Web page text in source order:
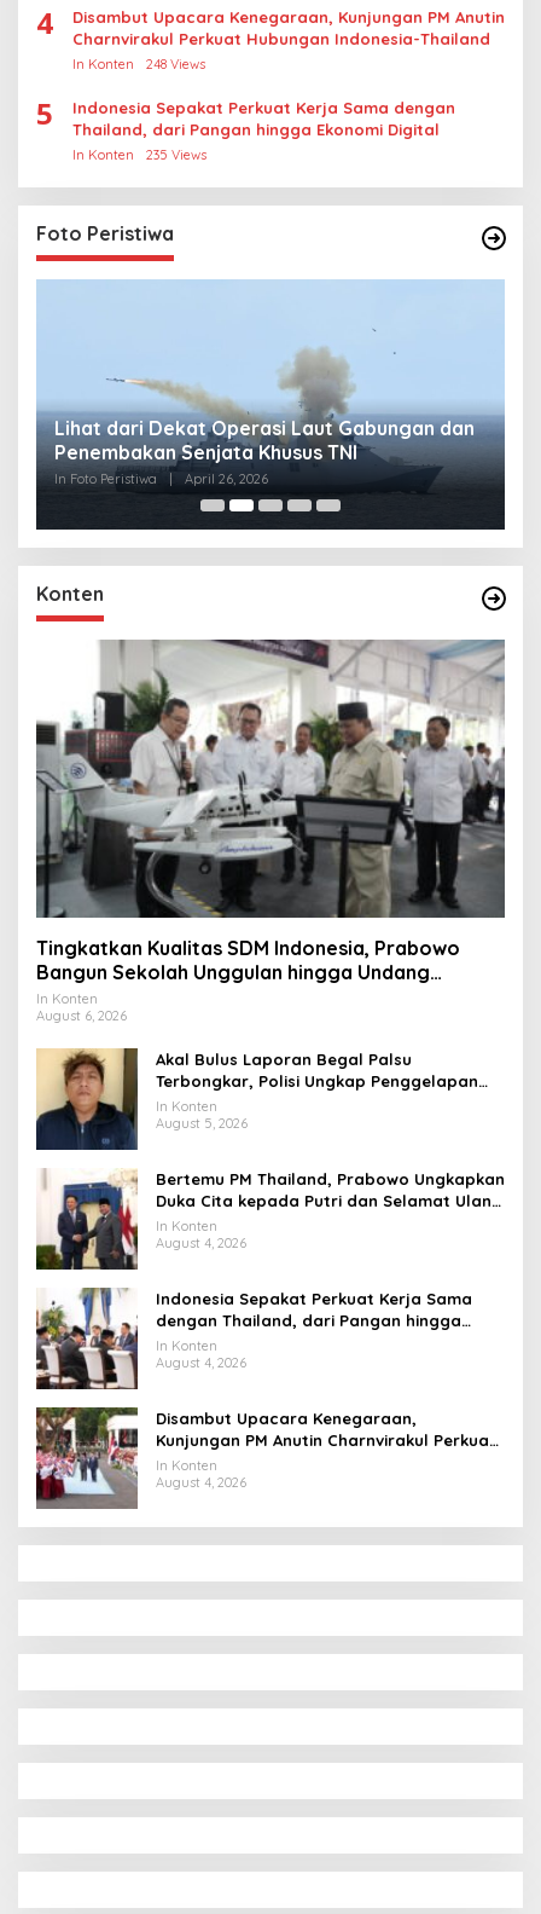
4
Disambut Upacara Kenegaraan, Kunjungan PM Anutin
Charnvirakul Perkuat Hubungan Indonesia-Thailand
In Konten 248 Views
5
Indonesia Sepakat Perkuat Kerja Sama dengan
Thailand, dari Pangan hingga Ekonomi Digital
In Konten 235 Views
Foto Peristiwa
Lihat dari Dekat Operasi Laut Gabungan dan
Penembakan Senjata Khusus TNI
In Foto Peristiwa | April 26, 2026
Konten
Tingkatkan Kualitas SDM Indonesia, Prabowo
Bangun Sekolah Unggulan hingga Undang
Universitas Terbaik Dunia
In Konten
August 6, 2026
Akal Bulus Laporan Begal Palsu
Terbongkar, Polisi Ungkap Penggelapan
Uang Perusahaan untuk Crypto
In Konten
August 5, 2026
Bertemu PM Thailand, Prabowo Ungkapkan
Duka Cita kepada Putri dan Selamat Ulang
Tahun ke Raja Thailand
In Konten
August 4, 2026
Indonesia Sepakat Perkuat Kerja Sama
dengan Thailand, dari Pangan hingga
Ekonomi Digital
In Konten
August 4, 2026
Disambut Upacara Kenegaraan,
Kunjungan PM Anutin Charnvirakul Perkuat
Hubungan Indonesia-Thailand
In Konten
August 4, 2026